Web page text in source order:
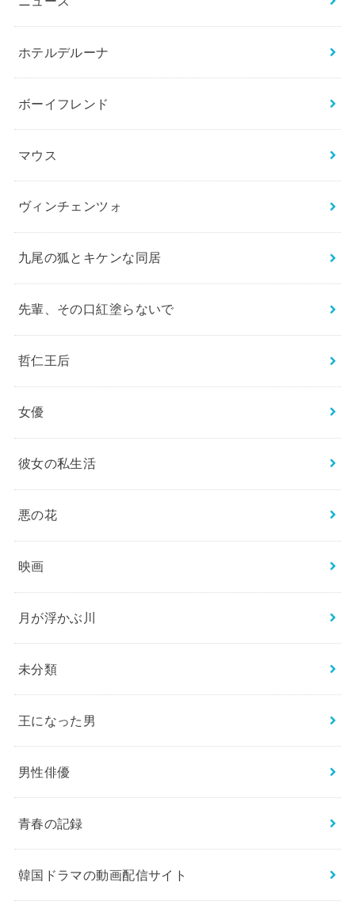
ホテルデルーナ
ボーイフレンド
マウス
ヴィンチェンツォ
九尾の狐とキケンな同居
先輩、その口紅塗らないで
哲仁王后
女優
彼女の私生活
悪の花
映画
月が浮かぶ川
未分類
王になった男
男性俳優
青春の記録
韓国ドラマの動画配信サイト